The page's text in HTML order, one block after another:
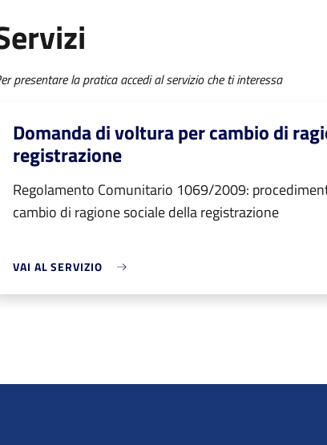
presentare la pratica accedi al servizio che ti interessa
Domanda di voltura per cambio di
registrazione
Regolamento Comunitario 1069/2009:
cambio di ragione sociale della registrazione
VAI AL SERVIZIO